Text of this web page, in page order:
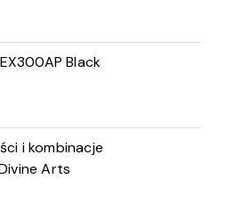
Black
i kombinacje
Arts